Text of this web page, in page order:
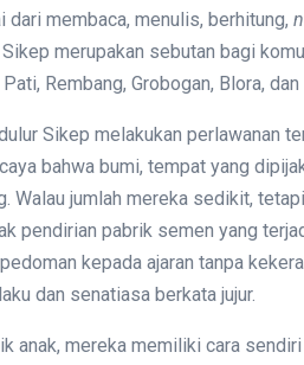
dari membaca, menulis, berhitung,
merupakan sebutan bagi
Rembang, Grobogan, Blora,
Sikep melakukan perlawanan
bahwa bumi, tempat yang
Walau jumlah mereka sedikit,
pendirian pabrik semen yang
kepada ajaran tanpa
dan senatiasa berkata jujur.
anak, mereka memiliki cara